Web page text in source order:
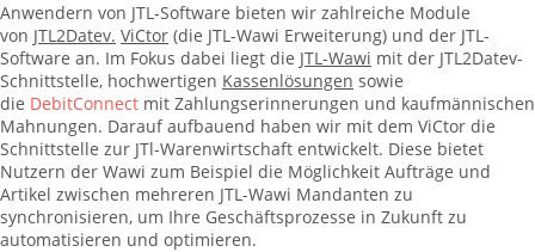
Anwendern von JTL-Software bieten wir zahlreiche Module
von JTL2Datev. ViCtor (die JTL-Wawi Erweiterung) und der JTL-
Software an. Im Fokus dabei liegt die JTL-Wawi mit der JTL2Datev-
Schnittstelle, hochwertigen Kassenlösungen sowie
die DebitConnect mit Zahlungserinnerungen und kaufmännischen
Mahnungen. Darauf aufbauend haben wir mit dem ViCtor die
Schnittstelle zur JTl-Warenwirtschaft entwickelt. Diese bietet
Nutzern der Wawi zum Beispiel die Möglichkeit Aufträge und
Artikel zwischen mehreren JTL-Wawi Mandanten zu
synchronisieren, um Ihre Geschäftsprozesse in Zukunft zu
automatisieren und optimieren.